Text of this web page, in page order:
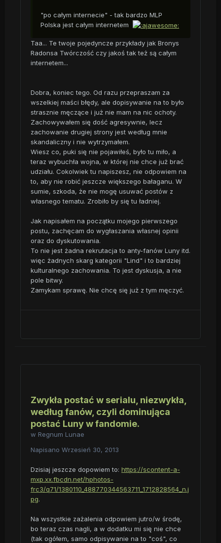
"po całym internecie" - tak bardzo MLP
Polska jest całym internetem
Taa... Te twoje pojedyncze przykłady jak Bronys
Radonsa Twórczość czy jakoś tak też są całym
internetem...
Dobra, koniec tego. Od razu przepraszam za
wszelkiej maści błędy, ale dopisywanie na to było
strasznie męczące i już nie mam na nic ochoty.
Zachowywałem się dość agresywnie, lecz
zachowanie drugiej strony jest według mnie
skandaliczny i nie wytrzymałem.
Wiesz co, puki się nie pojawiłeś, było tu miło, a
teraz wybuchła wojna, w której nie chce już brać
udziału. Cokolwiek tu napiszesz, nie odpowiem na
to, aby nie robić jeszcze większego bałaganu. W
sumie, szkoda, że nie mogę usuwać postów z
własnego tematu. Zrobiło by się tu ładniej.
Jak napisałem na początku mojego pierwszego
postu, zachęcam do wygłaszania własnej opinii
oraz do dyskutowania.
To nie jest żadna rekrutacja to anty-fanów Luny itd.
więc żadnych skarg kategorii "Lind" i to bardziej
kulturalnego zachowania. To jest dyskusja, a nie
pole bitwy.
Zamykam sprawę. Nie chcę się już z tym męczyć.
Zwykła postać w serialu, niezwykła,
według fanów, czyli dominująca
postać Luny w fandomie.
w Regnum Lunae
Napisano Wrzesień 30, 2013
Dzisiaj jeszcze dopowiem to: https://scontent-a-
mxp.xx.fbcdn.net/hphotos-
frc3/q71/1380110_488770344563711_1712828564_n.j
pg.
Na wszystkie zażalenia odpowiem jutro/w środę,
bo teraz czas nagli, a w dodatku mi się nie chce
(tak ogółem, samo odpisywanie na to "coś", co